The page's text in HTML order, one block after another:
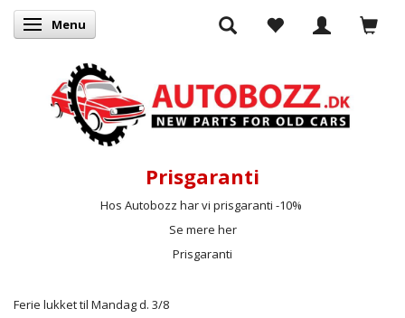
Skifte navigation
Menu
Prisgaranti
Hos Autobozz har vi prisgaranti -10%
Se mere her
Prisgaranti
Ferie lukket til Mandag d. 3/8